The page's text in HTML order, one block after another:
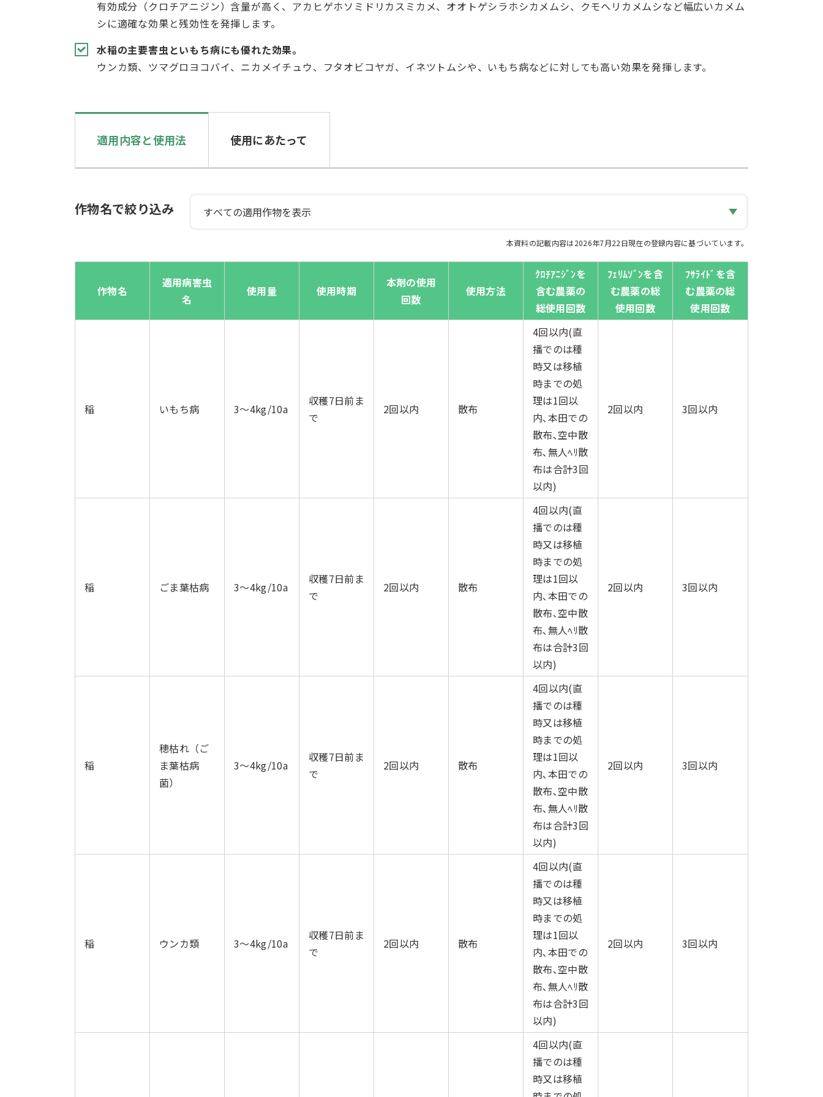
有効成分（クロチアニジン）含量が高く、アカヒゲホソミドリカスミカメ、オオトゲシラホシカメムシ、クモヘリカメムシなど幅広いカメム
シに適確な効果と残効性を発揮します。
水稲の主要害虫といもち病にも優れた効果。
ウンカ類、ツマグロヨコバイ、ニカメイチュウ、フタオビコヤガ、イネツトムシや、いもち病などに対しても高い効果を発揮します。
適用内容と使用法 使用にあたって
作物名で絞り込み
本資料の記載内容は2026年7月22日現在の登録内容に基づいています。
作物名
適用病害虫
名
使用量 使用時期
本剤の使用
回数
使用方法
ｸﾛﾁｱﾆｼﾞﾝを
含む農薬の
総使用回数
ﾌｪﾘﾑｿﾞﾝを含
む農薬の総
使用回数
ﾌｻﾗｲﾄﾞを含
む農薬の総
使用回数
稲 いもち病 3～4kg/10a
収穫7日前ま
で
2回以内 散布
4回以内(直
播でのは種
時又は移植
時までの処
理は1回以
内､本田での
散布､空中散
布､無人ﾍﾘ散
布は合計3回
以内)
2回以内 3回以内
稲 ごま葉枯病 3～4kg/10a
収穫7日前ま
で
2回以内 散布
4回以内(直
播でのは種
時又は移植
時までの処
理は1回以
内､本田での
散布､空中散
布､無人ﾍﾘ散
布は合計3回
以内)
2回以内 3回以内
稲
穂枯れ（ご
ま葉枯病
菌）
3～4kg/10a
収穫7日前ま
で
2回以内 散布
4回以内(直
播でのは種
時又は移植
時までの処
理は1回以
内､本田での
散布､空中散
布､無人ﾍﾘ散
布は合計3回
以内)
2回以内 3回以内
稲 ウンカ類 3～4kg/10a
収穫7日前ま
で
2回以内 散布
4回以内(直
播でのは種
時又は移植
時までの処
理は1回以
内､本田での
散布､空中散
布､無人ﾍﾘ散
布は合計3回
以内)
2回以内 3回以内
4回以内(直
播でのは種
時又は移植